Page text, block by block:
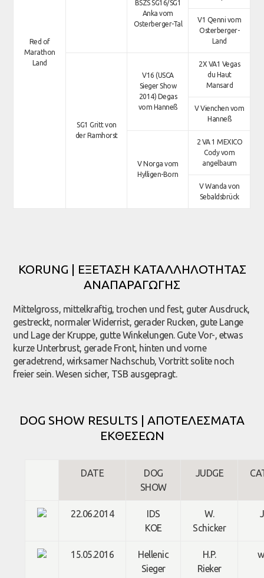
Red of
Marathon
Land
BSZS SG16/SG1
Anka vom
Osterberger-Tal
V1 Qenni vom
Osterberger-
Land
SG1 Gritt von
der Ramhorst
V16 (USCA
Sieger Show
2014) Degas
vom Hanneß
2X VA1 Vegas
du Haut
Mansard
V Vienchen vom
Hanneß
V Norga vom
Hylligen-Born
2 VA 1 MEXICO
Cody vom
angelbaum
V Wanda von
Sebaldsbrück
KORUNG | ΕΞΕΤΑΣΗ ΚΑΤΑΛΛΗΛΟΤΗΤΑΣ
ΑΝΑΠΑΡΑΓΩΓΗΣ
Mittelgross, mittelkraftig, trochen und fest, guter Ausdruck,
gestreckt, normaler Widerrist, gerader Rucken, gute Lange
und Lage der Kruppe, gutte Winkelungen. Gute Vor-, etwas
kurze Unterbrust, gerade Front, hinten und vorne
geradetrend, wirksamer Nachschub, Vortritt solite noch
freier sein. Wesen sicher, TSB ausgepragt.
DOG SHOW RESULTS | ΑΠΟΤΕΛΕΣΜΑΤΑ
ΕΚΘΕΣΕΩΝ
DATE
DOG
SHOW
JUDGE
22.06.2014
IDS
KOE
W.
Schicker
15.05.2016
Hellenic
Sieger
H.P.
Rieker